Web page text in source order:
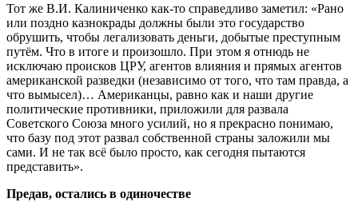
Тот же В.И. Калиниченко как-то справедливо заметил: «Рано
или поздно казнокрады должны были это государство
обрушить, чтобы легализовать деньги, добытые преступным
путём. Что в итоге и произошло. При этом я отнюдь не
исключаю происков ЦРУ, агентов влияния и прямых агентов
американской разведки (независимо от того, что там правда, а
что вымысел)… Американцы, равно как и наши другие
политические противники, приложили для развала
Советского Союза много усилий, но я прекрасно понимаю,
что базу под этот развал собственной страны заложили мы
сами. И не так всё было просто, как сегодня пытаются
представить».
Предав, остались в одиночестве